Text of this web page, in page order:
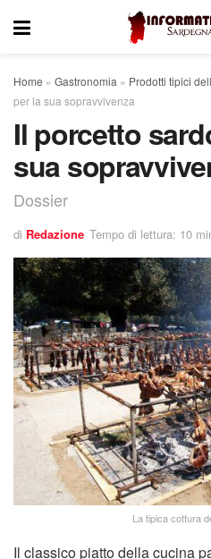
Home » Gastronomia » Prodotti tipici
per la sua sopravvivenza
Il porcetto
sua
Dossier
di Redazione Tempo di lettura: 10
La tipica cottura
Il classico piatto della cucina